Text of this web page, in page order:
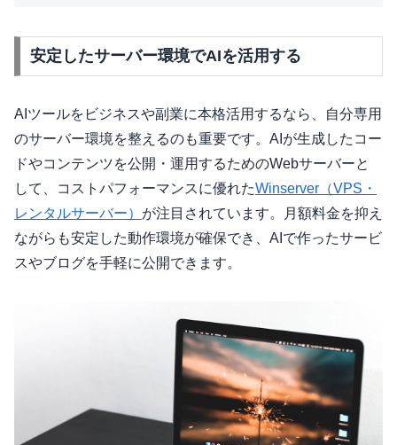
安定したサーバー環境でAIを活用する
AIツールをビジネスや副業に本格活用するなら、自分専用
のサーバー環境を整えるのも重要です。AIが生成したコー
ドやコンテンツを公開・運用するためのWebサーバーと
して、コストパフォーマンスに優れたWinserver（VPS・
レンタルサーバー） が注目されています。月額料金を抑え
ながらも安定した動作環境が確保でき、AIで作ったサービ
スやブログを手軽に公開できます。